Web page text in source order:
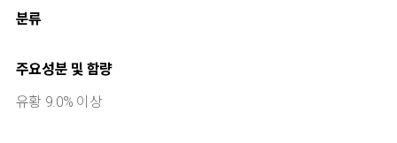
분류
주요성분 및 함량
유황 9.0% 이상